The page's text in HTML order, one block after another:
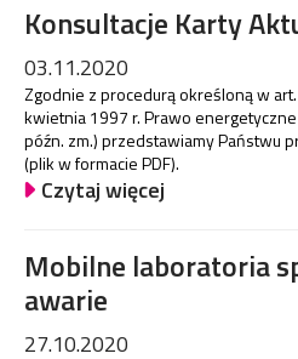
Konsultacje Karty
03.11.2020
Zgodnie z procedurą określoną w
kwietnia 1997 r. Prawo
późn. zm.) przedstawiamy Państwu
(plik w formacie PDF).
Czytaj więcej
Mobilne laboratoria
awarie
27.10.2020